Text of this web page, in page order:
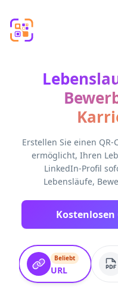
Erstellen Sie einen
ermöglicht, Ihren
LinkedIn-Profil
Lebensläufe,
Kostenlosen
Beliebt
URL